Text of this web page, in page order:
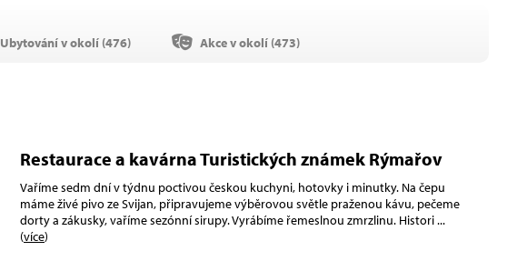
Ubytování v okolí (476) Akce v okolí (473)
Restaurace a kavárna Turistických známek Rýmařov
Vaříme sedm dní v týdnu poctivou českou kuchyni, hotovky i minutky. Na čepu
máme živé pivo ze Svijan, připravujeme výběrovou světle praženou kávu, pečeme
dorty a zákusky, vaříme sezónní sirupy. Vyrábíme řemeslnou zmrzlinu. Histori...
(více)